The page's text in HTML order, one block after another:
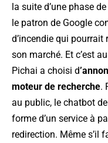
la suite d’une phase
le patron de Google
d’incendie qui
son marché. Et c’est
Pichai a choisi d
moteur de recherche.
au public, le chatbot
forme d’un service à
redirection. Même s’il